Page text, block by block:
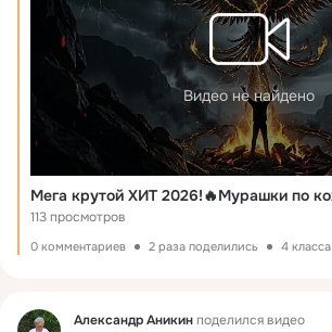
Видео не найдено
113 просмотров
0 комментариев 2 раза поделились 4 класса
Фид Александр Аникинподелился видео